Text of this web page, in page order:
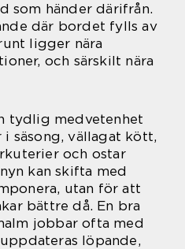
som händer därifrån.
där bordet fylls av
ligger nära
och särskilt nära
tydlig medvetenhet
i säsong, vällagat kött,
och ostar
kan skifta med
utan för att
bättre då. En bra
jobbar ofta med
löpande,